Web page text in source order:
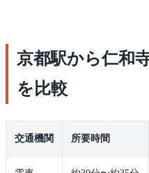
京都駅から仁和
を比較
交通機関 所要時間